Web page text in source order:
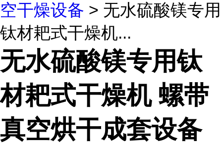
空干燥设备 > 无水硫酸镁专用
钛材耙式干燥机...
无水硫酸镁专用钛
材耙式干燥机 螺带
真空烘干成套设备